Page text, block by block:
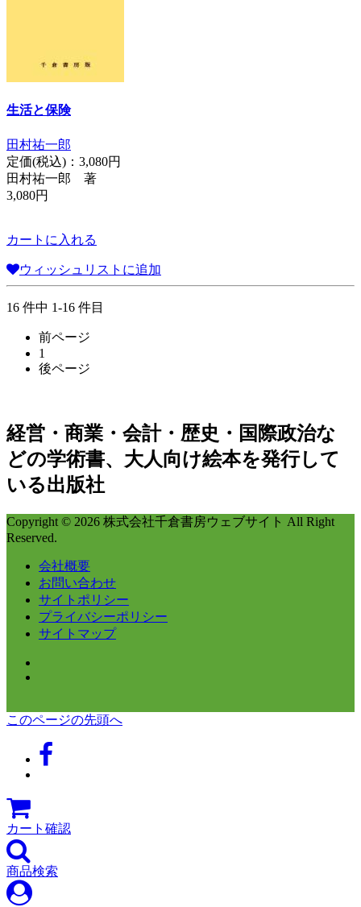
生活と保険
田村祐一郎
定価(税込)： 3,080円
田村祐一郎 著
3,080円
カートに入れる
ウィッシュリストに追加
16 件中 1-16 件目
前ページ
1
後ページ
経営・商業・会計・歴史・国際政治な
どの学術書、大人向け絵本を発行して
いる出版社
Copyright © 2026 株式会社千倉書房ウェブサイト All Right
Reserved.
会社概要
お問い合わせ
サイトポリシー
プライバシーポリシー
サイトマップ
このページの先頭へ
カート確認
商品検索